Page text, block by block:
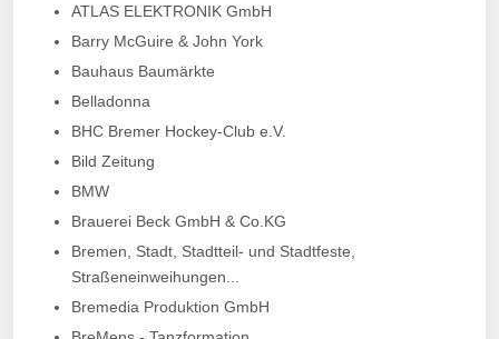
ATLAS ELEKTRONIK GmbH
Barry McGuire & John York
Bauhaus Baumärkte
Belladonna
BHC Bremer Hockey-Club e.V.
Bild Zeitung
BMW
Brauerei Beck GmbH & Co.KG
Bremen, Stadt, Stadtteil- und Stadtfeste,
Straßeneinweihungen...
Bremedia Produktion GmbH